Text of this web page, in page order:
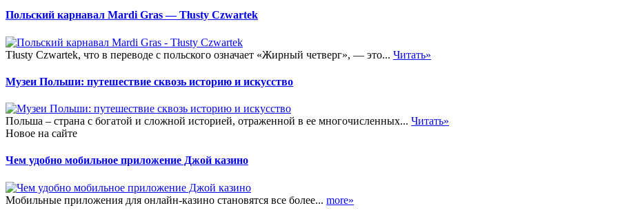
Польский карнавал Мardi Gras — Тłusty Czwartek
Тłusty Czwartek, что в переводе с польского означает «Жирный четверг», — это... Читать»
Музеи Польши: путешествие сквозь историю и искусство
Польша – страна с богатой и сложной историей, отраженной в ее многочисленных... Читать»
Новое на сайте
Чем удобно мобильное приложение Джой казино
Мобильные приложения для онлайн-казино становятся все более... more»